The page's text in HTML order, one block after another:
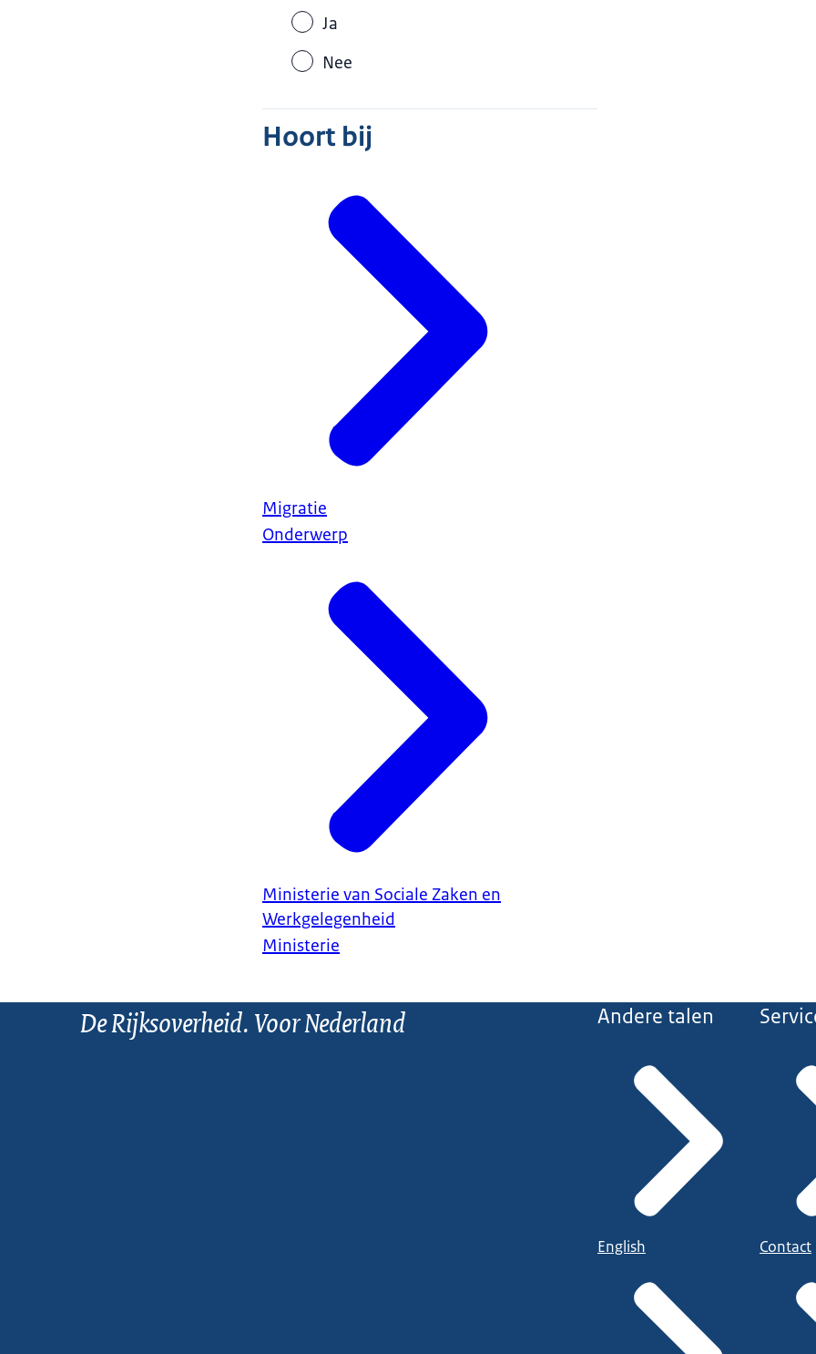
Ja
Nee
Hoort bij
Migratie
Onderwerp
Ministerie van Sociale Zaken en
Werkgelegenheid
Ministerie
De Rijksoverheid. Voor Nederland Andere talen
English Contact